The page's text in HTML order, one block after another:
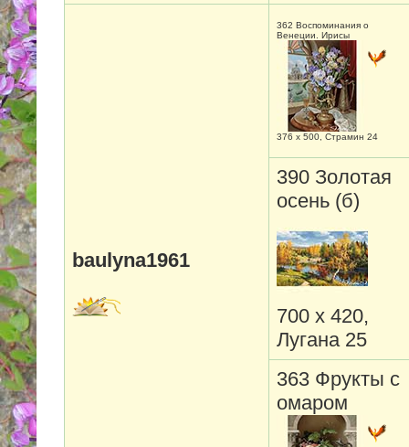
baulyna1961
362 Воспоминания о
Венеции. Ирисы
376 х 500, Страмин 24
390 Золотая
осень (б)
700 х 420,
Лугана 25
363 Фрукты с
омаром